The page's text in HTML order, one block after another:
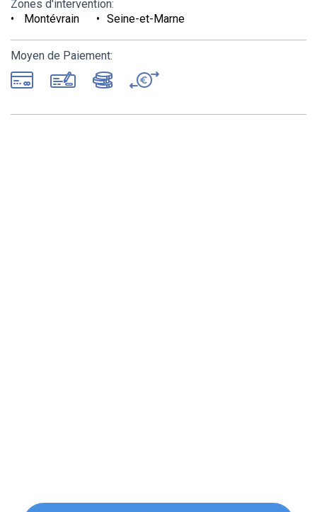
Zones d'intervention:
Montévrain
Seine-et-Marne
Moyen de Paiement: